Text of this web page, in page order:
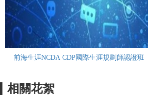
前海生涯NCDA CDP國際生涯規劃師認證班
相關花絮